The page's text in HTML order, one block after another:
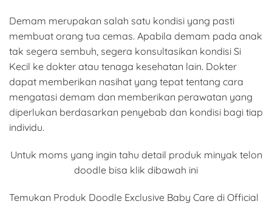
Demam merupakan salah satu kondisi yang pasti
membuat orang tua cemas. Apabila demam pada anak
tak segera sembuh, segera konsultasikan kondisi Si
Kecil ke dokter atau tenaga kesehatan lain. Dokter
dapat memberikan nasihat yang tepat tentang cara
mengatasi demam dan memberikan perawatan yang
diperlukan berdasarkan penyebab dan kondisi bagi tiap
individu.
Untuk moms yang ingin tahu detail produk minyak telon
doodle bisa klik dibawah ini
Temukan Produk Doodle Exclusive Baby Care di Official